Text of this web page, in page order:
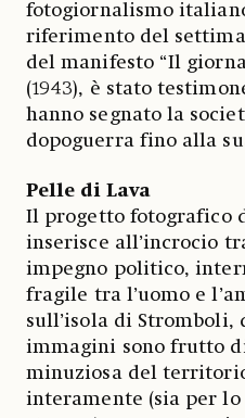
fotogiornalismo
riferimento del
del manifesto “Il
(1943), è stato
hanno segnato la
dopoguerra fino alla
Pelle di Lava
Il progetto fotografico
inserisce all’incrocio
impegno politico,
fragile tra l’uomo e
sull’isola di Stromboli,
immagini sono frutto di
minuziosa del
interamente (sia per